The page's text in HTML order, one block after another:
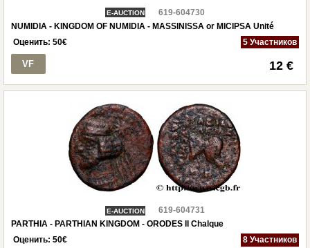
E-AUCTION
619-604730
NUMIDIA - KINGDOM OF NUMIDIA - MASSINISSA or MICIPSA Unité
Оценить: 50€ 5 Участников
VF 12 €
E-AUCTION
619-604731
PARTHIA - PARTHIAN KINGDOM - ORODES II Chalque
Оценить: 50€ 8 Участников